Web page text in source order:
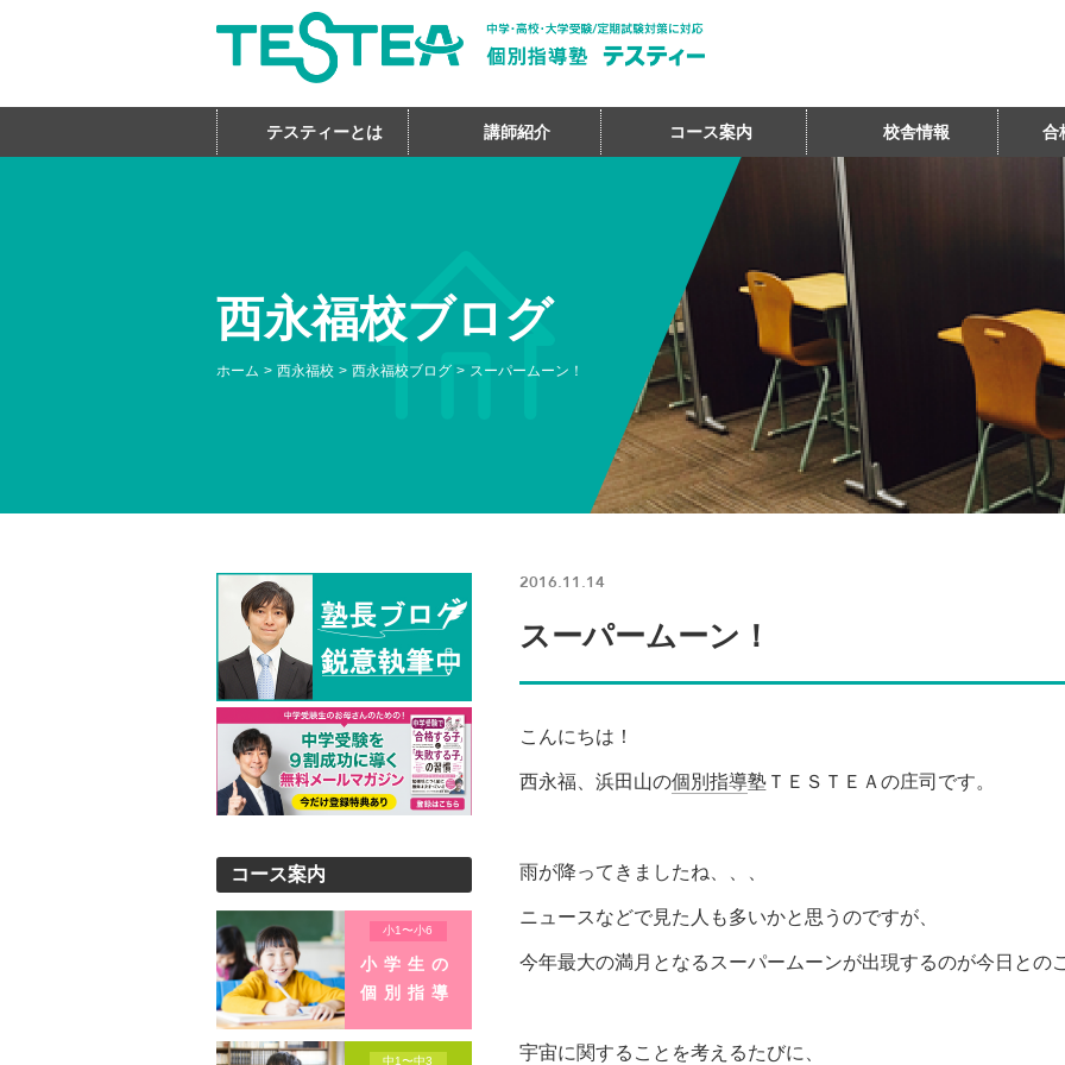
テスティーとは 講師紹介 コース案内 校舎情報 合
西永福校ブログ
ホーム 西永福校 西永福校ブログ スーパームーン！
コース案内
小1〜小6
小学生の
個別指導
中1〜中3
2016.11.14
スーパームーン！
こんにちは！
西永福、浜田山の個別指導塾ＴＥＳＴＥＡの庄司です。
雨が降ってきましたね、、、
ニュースなどで見た人も多いかと思うのですが、
今年最大の満月となるスーパームーンが出現するのが今日との
宇宙に関することを考えるたびに、